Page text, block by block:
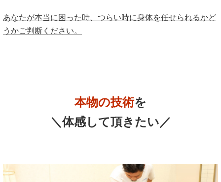
あなたが本当に困った時、つらい時に身体を任せられるかど
うかご判断ください。
本物の技術を
＼体感して頂きたい／